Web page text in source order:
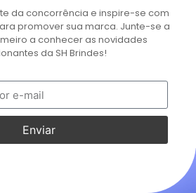
da concorrência e inspire-se com
promover sua marca. Junte-se a
a conhecer as novidades
da SH Brindes!
Enviar